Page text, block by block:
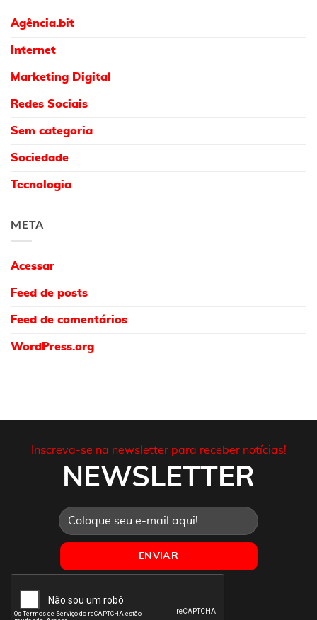
Agência.bit
Internet
Marketing Digital
Redes Sociais
Sem categoria
Sociedade
Tecnologia
META
Acessar
Feed de posts
Feed de comentários
WordPress.org
Inscreva-se na newsletter para receber notícias!
NEWSLETTER